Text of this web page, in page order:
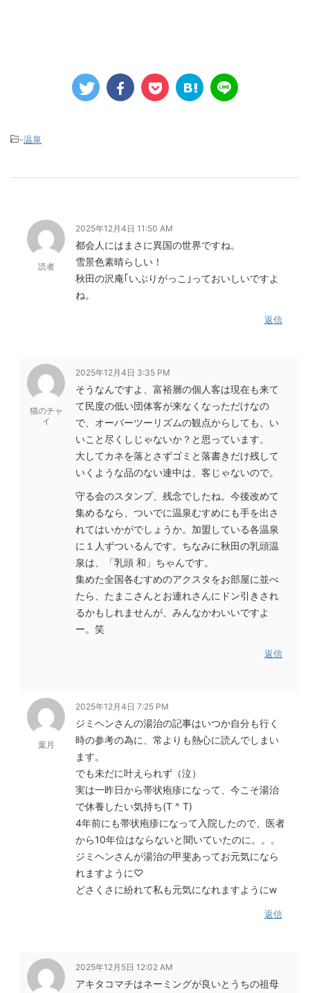
-温泉
読者
2025年12月4日 11:50 AM
都会人にはまさに異国の世界ですね。
雪景色素晴らしい！
秋田の沢庵｢いぶりがっこ｣っておいしいですよ
ね。
返信
猫のチャ
イ
2025年12月4日 3:35 PM
そうなんですよ、富裕層の個人客は現在も来て
て民度の低い団体客が来なくなっただけなの
で、オーバーツーリズムの観点からしても、い
いこと尽くしじゃないか？と思っています。
大してカネを落とさずゴミと落書きだけ残して
いくような品のない連中は、客じゃないので。
守る会のスタンプ、残念でしたね。今後改めて
集めるなら、ついでに温泉むすめにも手を出さ
れてはいかがでしょうか。加盟している各温泉
に１人ずついるんです。ちなみに秋田の乳頭温
泉は、「乳頭 和」ちゃんです。
集めた全国各むすめのアクスタをお部屋に並べ
たら、たまこさんとお連れさんにドン引きされ
るかもしれませんが、みんなかわいいですよ
ー。笑
返信
葉月
2025年12月4日 7:25 PM
ジミヘンさんの湯治の記事はいつか自分も行く
時の参考の為に、常よりも熱心に読んでしまい
ます。
でも未だに叶えられず（泣）
実は一昨日から帯状疱疹になって、今こそ湯治
で休養したい気持ち(T ^ T)
4年前にも帯状疱疹になって入院したので、医者
から10年位はならないと聞いていたのに。。。
ジミヘンさんが湯治の甲斐あってお元気になら
れますように♡
どさくさに紛れて私も元気になれますようにw
返信
2025年12月5日 12:02 AM
アキタコマチはネーミングが良いとうちの祖母